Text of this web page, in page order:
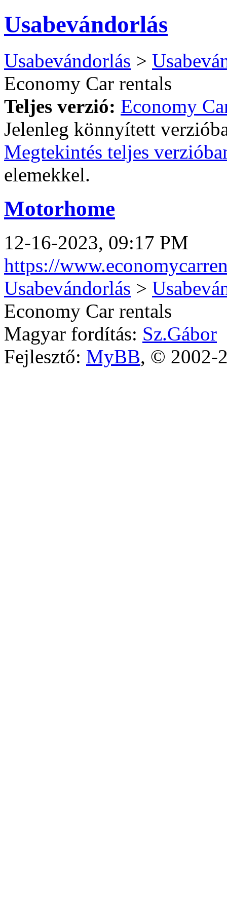
Usabevándorlás
Usabevándorlás >
Economy Car rentals
Teljes verzió: Economy
Jelenleg könnyített
Megtekintés teljes
elemekkel.
Motorhome
12-16-2023, 09:17 PM
https://
Usabevándorlás >
Economy Car rentals
Magyar fordítás: Sz.Gábor
Fejlesztő: MyBB, © 2002-